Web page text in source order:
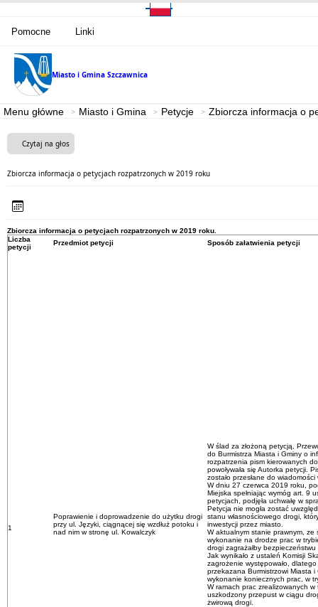
Pomocne Linki
Miasto i Gmina Szczawnica
Menu główne Miasto i Gmina Petycje Zbiorcza informacja o
Czytaj na głos
Zbiorcza informacja o petycjach rozpatrzonych w 2019 roku
Zbiorcza informacja o petycjach rozpatrzonych w 2019 roku.
Liczba
petycji
Przedmiot petycji Sposób załatwienia petycji
1
Poprawienie i doprowadzenie do użytku drogi
przy ul. Języki, ciągnącej się wzdłuż potoku i
nad nim w stronę ul. Kowalczyk
W ślad za złożoną petycją,
do Burmistrza Miasta i Gminy o
rozpatrzenia pism kierowanych
powoływała się Autorka petycji.
zostało przesłane do
W dniu 27 czerwca 2019 roku,
Miejska spełniając wymóg art. 9
petycjach, podjęła uchwałę w
Petycja nie mogła zostać
stanu własnościowego drogi,
inwestycji przez miasto.
W aktualnym stanie prawnym, ze
wykonanie na drodze prac w
drogi zagrażałby
Jak wynikało z ustaleń Komisji
zagrożenie występowało, dlatego
przekazana Burmistrzowi Miasta i
wykonanie koniecznych prac, w
W ramach prac zrealizowanych
uszkodzony przepust w ciągu
żwirową drogi.